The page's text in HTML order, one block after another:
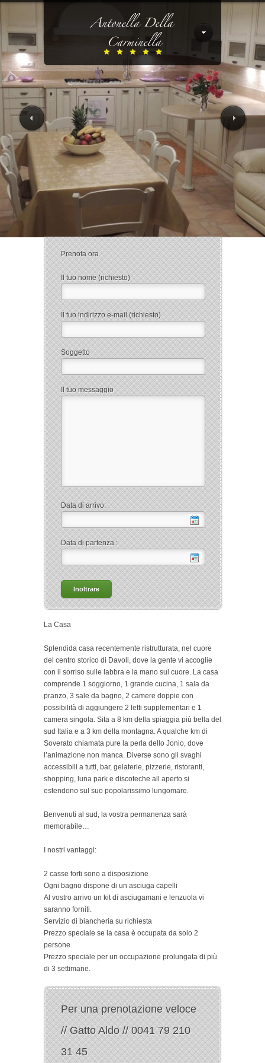
Prenota ora
Il tuo nome (richiesto)
Il tuo indirizzo e-mail (richiesto)
Soggetto
Il tuo messaggio
Data di arrivo:
Data di partenza :
La Casa
Splendida casa recentemente ristrutturata, nel cuore
del centro storico di Davoli, dove la gente vi accoglie
con il sorriso sulle labbra e la mano sul cuore. La casa
comprende 1 soggiorno, 1 grande cucina, 1 sala da
pranzo, 3 sale da bagno, 2 camere doppie con
possibilità di aggiungere 2 letti supplementari e 1
camera singola. Sita a 8 km della spiaggia più bella del
sud Italia e a 3 km della montagna. A qualche km di
Soverato chiamata pure la perla dello Jonio, dove
l’animazione non manca. Diverse sono gli svaghi
accessibili a tutti, bar, gelaterie, pizzerie, ristoranti,
shopping, luna park e discoteche all aperto si
estendono sul suo popolarissimo lungomare.
Benvenuti al sud, la vostra permanenza sarà
memorabile…
I nostri vantaggi:
2 casse forti sono a disposizione
Ogni bagno dispone di un asciuga capelli
Al vostro arrivo un kit di asciugamani e lenzuola vi
saranno forniti.
Servizio di biancheria su richiesta
Prezzo speciale se la casa è occupata da solo 2
persone
Prezzo speciale per un occupazione prolungata di più
di 3 settimane.
Per una prenotazione veloce
// Gatto Aldo // 0041 79 210
31 45